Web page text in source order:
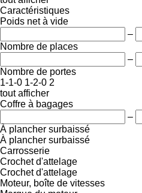
Caractéristiques
Poids net à vide
–
Nombre de places
–
Nombre de portes
1-1-0 1-2-0 2
tout afficher
Coffre à bagages
–
À plancher surbaissé
À plancher surbaissé
Carrosserie
Crochet d'attelage
Crochet d'attelage
Moteur, boîte de vitesses